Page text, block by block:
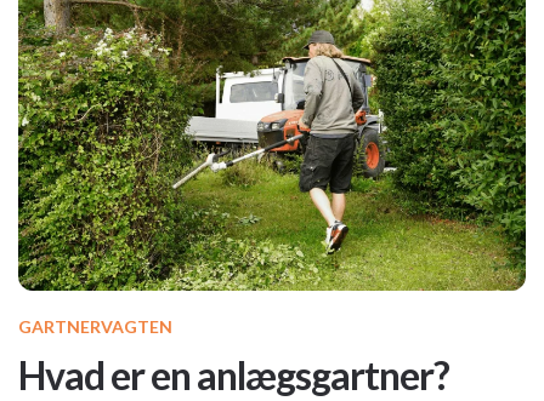
GARTNERVAGTEN
Hvad er en anlægsgartner?